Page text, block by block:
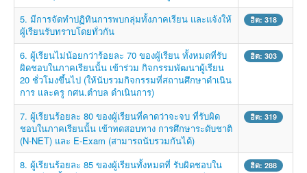
5. มีการจัดทำปฏิทินการพบกลุ่มทั้งภาคเรียน และแจ้งให้
ผู้เรียนรับทราบโดยทั่วกัน
ฮิต: 318
6. ผู้เรียนไม่น้อยกว่าร้อยละ 70 ของผู้เรียน ทั้งหมดที่รับ
ผิดชอบในภาคเรียนนั้น เข้าร่วม กิจกรรมพัฒนาผู้เรียน
20 ชั่วโมงขึ้นไป (ให้นับรวมกิจกรรมที่สถานศึกษาดำเนิน
การ และครู กศน.ตำบล ดำเนินการ)
ฮิต: 303
7. ผู้เรียนร้อยละ 80 ของผู้เรียนที่คาดว่าจะจบ ที่รับผิด
ชอบในภาคเรียนนั้น เข้าทดสอบทาง การศึกษาระดับชาติ
(N-NET) และ E-Exam (สามารถนับรวมกันได้)
ฮิต: 319
8. ผู้เรียนร้อยละ 85 ของผู้เรียนทั้งหมดที่ รับผิดชอบใน
ฮิต: 288